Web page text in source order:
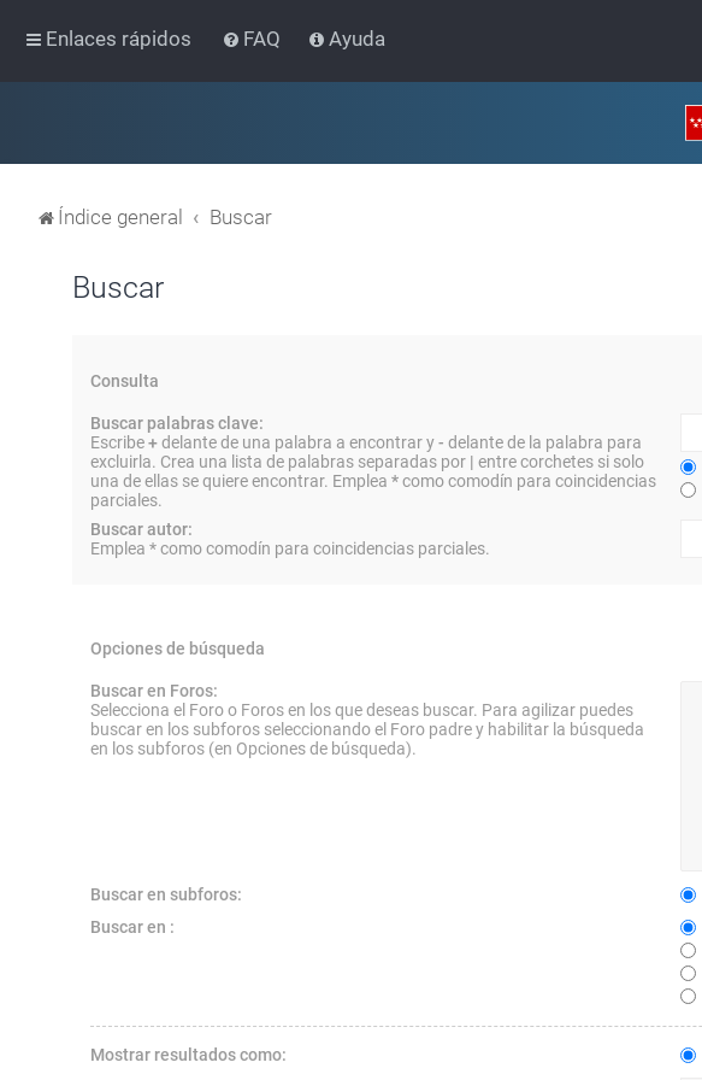
Enlaces rápidos FAQ Ayuda
Índice general Buscar
Buscar
Consulta
Buscar palabras clave:
Escribe+delante de una palabra a encontrar y- delante de la palabra para
excluirla. Crea una lista de palabras separadas por | entre corchetes si solo
una de ellas se quiere encontrar. Emplea *como comodín para coincidencias
parciales.
Buscar autor:
Emplea * como comodín para coincidencias parciales.
Opciones de búsqueda
Buscar en Foros:
Selecciona el Foro o Foros en los que deseas buscar. Para agilizar puedes
buscar en los subforos seleccionando el Foro padre y habilitar la búsqueda
en los subforos (en Opciones de búsqueda).
Buscar en subforos:
Buscar en :
Mostrar resultados como: